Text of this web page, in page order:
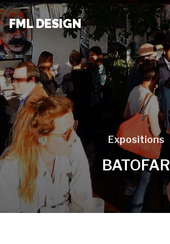
FML DESIGN
Expositions
BATOFAR